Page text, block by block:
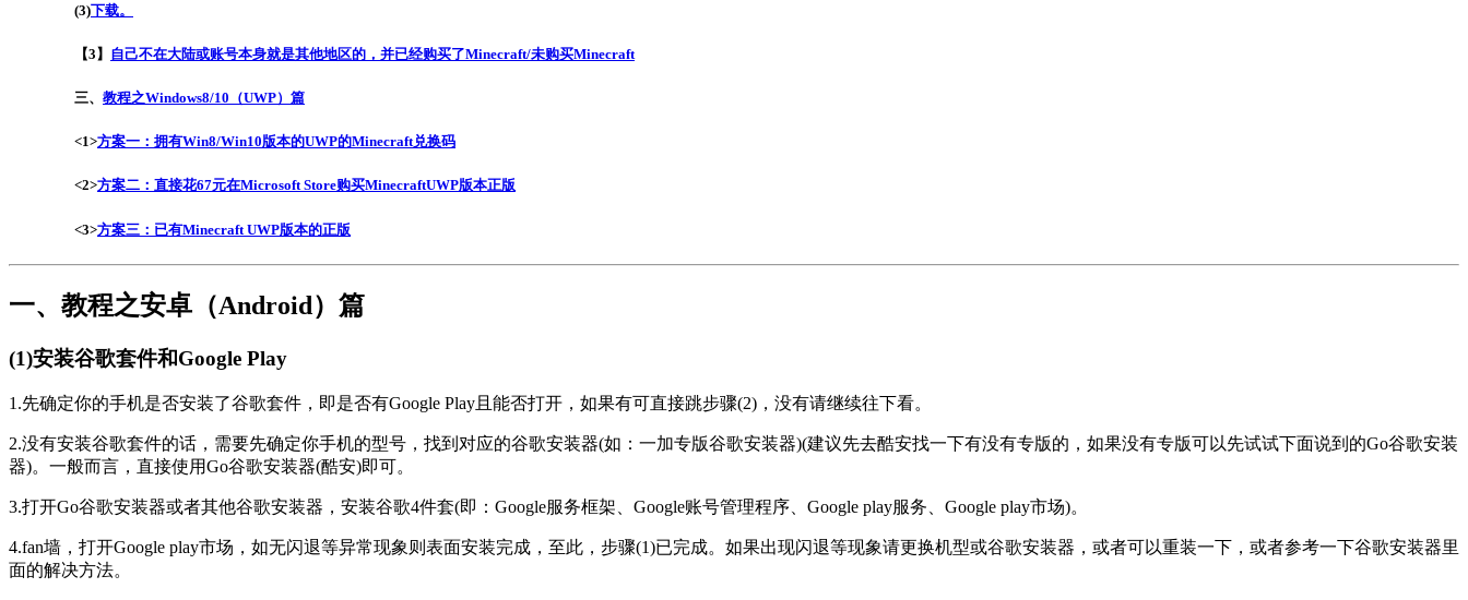
(3)下载。
【3】 自己不在大陆或账号本身就是其他地区的，并已经购买了Minecraft/未购买Minecraft
三、 教程之Windows8/10（UWP）篇
<1>方案一：拥有Win8/Win10版本的UWP的Minecraft兑换码
<2>方案二：直接花67元在Microsoft Store购买MinecraftUWP版本正版
<3>方案三：已有Minecraft UWP版本的正版
一、教程之安卓（Android）篇
(1)安装谷歌套件和Google Play
1.先确定你的手机是否安装了谷歌套件，即是否有Google Play且能否打开，如果有可直接跳步骤(2)，没有请继续往下看。
2.没有安装谷歌套件的话，需要先确定你手机的型号，找到对应的谷歌安装器(如：一加专版谷歌安装器)(建议先去酷安找一下有没有专版的，如果没有专版可以先试试下面说到的Go谷歌安装
器)。一般而言，直接使用Go谷歌安装器(酷安)即可。
3.打开Go谷歌安装器或者其他谷歌安装器，安装谷歌4件套(即：Google服务框架、Google账号管理程序、Google play服务、Google play市场)。
4.fan墙，打开Google play市场，如无闪退等异常现象则表面安装完成，至此，步骤(1)已完成。如果出现闪退等现象请更换机型或谷歌安装器，或者可以重装一下，或者参考一下谷歌安装器里
面的解决方法。